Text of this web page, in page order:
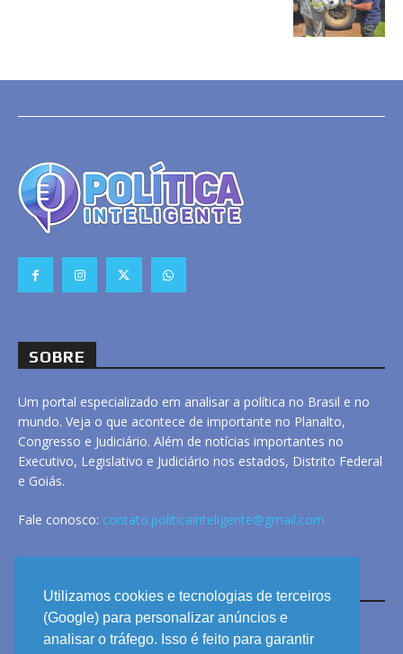
Utilizamos cookies e tecnologias de terceiros
(Google) para personalizar anúncios e
analisar o tráfego. Isso é feito para garantir
SOBRE
Um portal especializado em analisar a política no Brasil e no
mundo. Veja o que acontece de importante no Planalto,
Congresso e Judiciário. Além de notícias importantes no
Executivo, Legislativo e Judiciário nos estados, Distrito Federal
e Goiás.
Fale conosco: contato.politicainteligente@gmail.com
LINKS
ANUNCIE